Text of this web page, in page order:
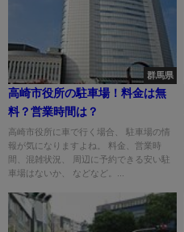
群馬県
高崎市役所の駐車場！料金は無
料？営業時間は？
高崎市役所に車で行く場合、 駐車場の情
報が気になりますよね。 料金、営業時
間、混雑状況、 周辺に予約できる安い駐
車場はないか、 などなど。...